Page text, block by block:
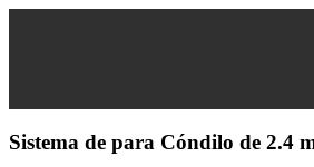
Sistema de para Cóndilo de 2.4